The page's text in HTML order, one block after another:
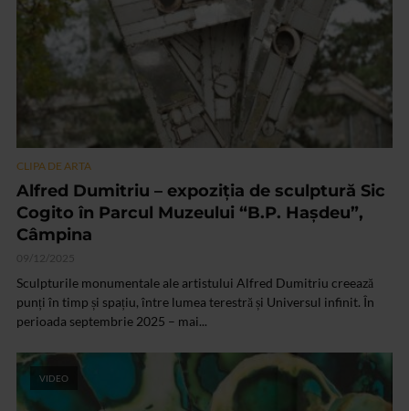
CLIPA DE ARTA
Alfred Dumitriu – expoziția de sculptură Sic
Cogito în Parcul Muzeului “B.P. Hașdeu”,
Câmpina
09/12/2025
Sculpturile monumentale ale artistului Alfred Dumitriu creează
punți în timp și spațiu, între lumea terestră și Universul infinit. În
perioada septembrie 2025 – mai...
VIDEO